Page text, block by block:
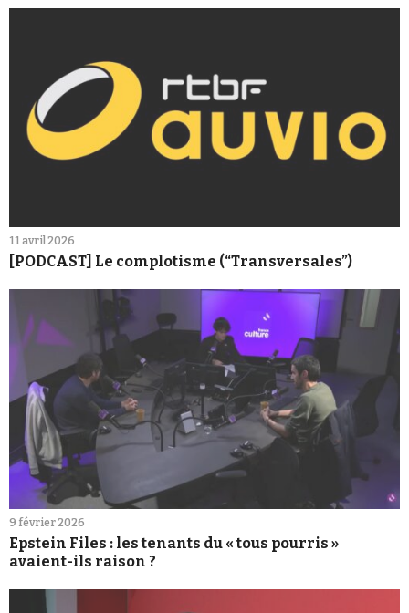
11 avril 2026
[PODCAST] Le complotisme (“Transversales”)
9 février 2026
Epstein Files : les tenants du « tous pourris »
avaient-ils raison ?